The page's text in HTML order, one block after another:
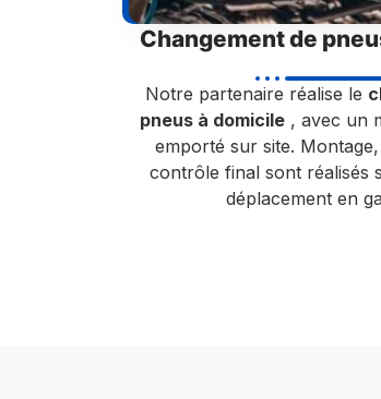
Changement de
Notre partenaire réalise le
pneus à domicile, avec un
emporté sur site.
contrôle final sont réalisés
déplacement en